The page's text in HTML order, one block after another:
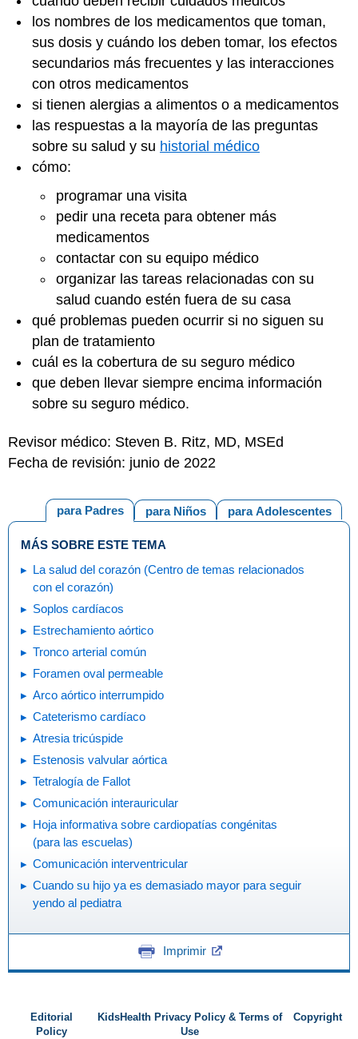
los nombres de los medicamentos que toman,
sus dosis y cuándo los deben tomar, los efectos
secundarios más frecuentes y las interacciones
con otros medicamentos
si tienen alergias a alimentos o a medicamentos
las respuestas a la mayoría de las preguntas
sobre su salud y su historial médico
cómo:
programar una visita
pedir una receta para obtener más
medicamentos
contactar con su equipo médico
organizar las tareas relacionadas con su
salud cuando estén fuera de su casa
qué problemas pueden ocurrir si no siguen su
plan de tratamiento
cuál es la cobertura de su seguro médico
que deben llevar siempre encima información
sobre su seguro médico.
Revisor médico: Steven B. Ritz, MD, MSEd
Fecha de revisión: junio de 2022
para Adolescentes
para Niños
para Padres
MÁS SOBRE ESTE TEMA
La salud del corazón (Centro de temas relacionados
con el corazón)
Soplos cardíacos
Estrechamiento aórtico
Tronco arterial común
Foramen oval permeable
Arco aórtico interrumpido
Cateterismo cardíaco
Atresia tricúspide
Estenosis valvular aórtica
Tetralogía de Fallot
Comunicación interauricular
Hoja informativa sobre cardiopatías congénitas
(para las escuelas)
Comunicación interventricular
Cuando su hijo ya es demasiado mayor para seguir
yendo al pediatra
Imprimir
Editorial
Policy
KidsHealth Privacy Policy & Terms of
Use
Copyright